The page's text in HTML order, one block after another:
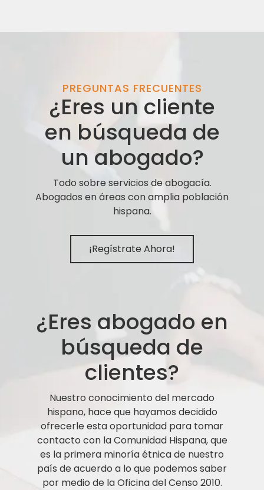
PREGUNTAS FRECUENTES
¿Eres un cliente
en búsqueda de
un abogado?
Todo sobre servicios de abogacía.
Abogados en áreas con amplia población
hispana.
¡Regístrate Ahora!
¿Eres abogado en
búsqueda de
clientes?
Nuestro conocimiento del mercado
hispano, hace que hayamos decidido
ofrecerle esta oportunidad para tomar
contacto con la Comunidad Hispana, que
es la primera minoría étnica de nuestro
país de acuerdo a lo que podemos saber
por medio de la Oficina del Censo 2010.